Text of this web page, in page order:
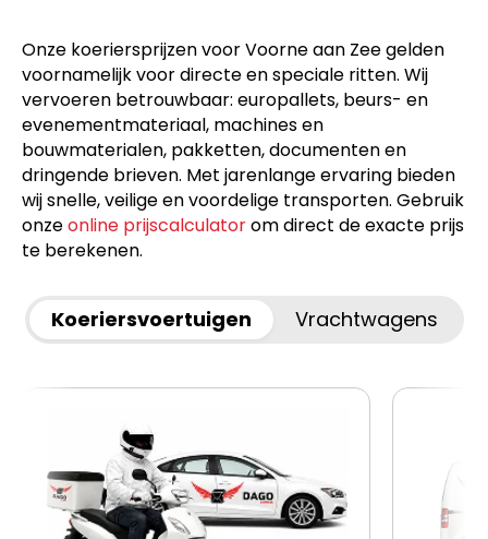
Onze koeriersprijzen voor Voorne aan Zee gelden
voornamelijk voor directe en speciale ritten. Wij
vervoeren betrouwbaar: europallets, beurs- en
evenementmateriaal, machines en
bouwmaterialen, pakketten, documenten en
dringende brieven. Met jarenlange ervaring bieden
wij snelle, veilige en voordelige transporten. Gebruik
onzeonline prijscalculatorom direct de exacte prijs
te berekenen.
Koeriersvoertuigen Vrachtwagens